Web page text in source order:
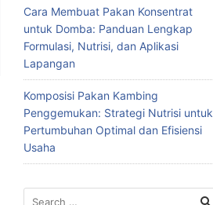
Cara Membuat Pakan Konsentrat
untuk Domba: Panduan Lengkap
Formulasi, Nutrisi, dan Aplikasi
Lapangan
Komposisi Pakan Kambing
Penggemukan: Strategi Nutrisi untuk
Pertumbuhan Optimal dan Efisiensi
Usaha
Search